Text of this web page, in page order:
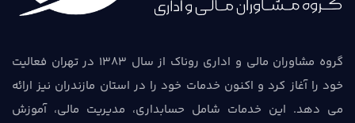
گروه مشاوران مالی و اداری روناک از سال 1383 در تهران فعالیت
خود را آغاز کرد و اکنون خدمات خود را در استان مازندران نیز ارائه
می دهد. این خدمات شامل حسابداری، مدیریت مالی، آموزش